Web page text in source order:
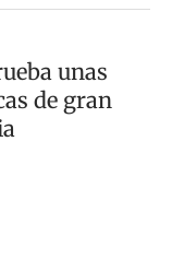
unas
de gran